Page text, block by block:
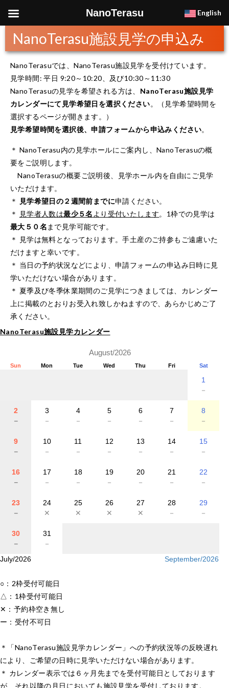
NanoTerasu施設見学の申込み
NanoTerasuでは、NanoTerasu施設見学を受付けています。
見学時間: 平日 9:20～10:20、及び10:30～11:30
NanoTerasuの見学を希望される方は、 NanoTerasu施設見学
カレンダーにて見学希望日を選択ください。（見学希望時間を
選択するページが開きます。）
見学希望時間を選択後、申請フォームから申込みください。
＊ NanoTerasu内の見学ホールにご案内し、NanoTerasuの概
要をご説明します。
NanoTerasuの概要ご説明後、見学ホール内を自由にご見学
いただけます。
＊
見学希望日の２週間前までに申請ください。
＊
見学者人数は最少５名 より受付いたします。1枠での見学は
最大５０名 まで見学可能です。
＊ 見学は無料となっております。手土産のご持参もご遠慮いた
だけますと幸いです。
＊ 当日の予約状況などにより、申請フォームの申込み日時に見
学いただけない場合があります。
＊ 夏季及び冬季休業期間のご見学につきましては、カレンダー
上に掲載のとおりお受入れ致しかねますので、あらかじめご了
承ください。
NanoTerasu施設見学カレンダー
August/2026
Sun Mon Tue Wed Thu Fri Sat
1
－
2
－
3
－
4
－
5
－
6
－
7
－
8
－
9
－
10
－
11
－
12
－
13
－
14
－
15
－
16
－
17
－
18
－
19
－
20
－
21
－
22
－
23
－
24
✕
25
✕
26
✕
27
✕
28
－
29
－
30
－
31
－
July/2026
September/2026
○：2枠受付可能日
△：1枠受付可能日
✕：予約枠空き無し
ー：受付不可日
＊「NanoTerasu施設見学カレンダー」への予約状況等の反映遅れ
により、ご希望の日時に見学いただけない場合があります。
＊ カレンダー表示では６ヶ月先までを受付可能日としております
が、それ以降の月日においても施設見学を受付しております。
NanoTerasu English